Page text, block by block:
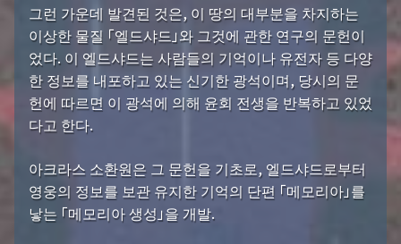
그런 가운데 발견된 것은, 이 땅의 대부분을 차지하는
이상한 물질 「엘드샤드」와 그것에 관한 연구의 문헌이
었다. 이 엘드샤드는 사람들의 기억이나 유전자 등 다양
한 정보를 내포하고 있는 신기한 광석이며, 당시의 문
헌에 따르면 이 광석에 의해 윤회 전생을 반복하고 있었
다고 한다.
아크라스 소환원은 그 문헌을 기초로, 엘드샤드로부터
영웅의 정보를 보관 유지한 기억의 단편 「메모리아」를
낳는 「메모리아 생성」을 개발.